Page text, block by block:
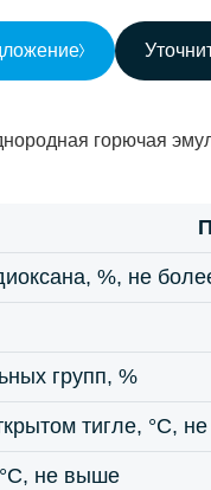
горючая
%, не
групп, %
тигле, °С,
не выше